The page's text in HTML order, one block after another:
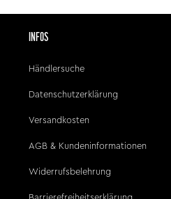
INFOS
Händlersuche
Datenschutzerklärung
Versandkosten
AGB & Kundeninformationen
Widerrufsbelehrung
Barrierefreiheitserklärung